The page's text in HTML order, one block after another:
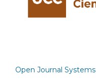
Open Journal Systems